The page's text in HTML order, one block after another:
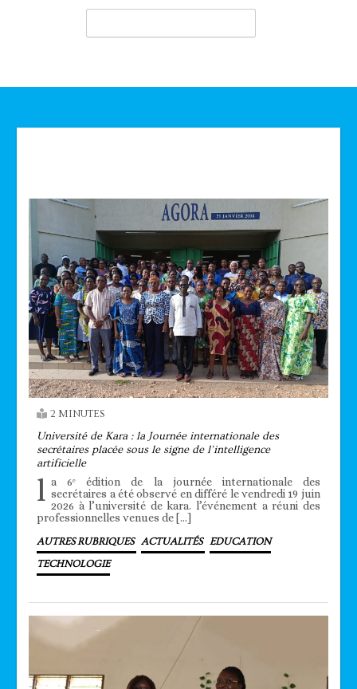
2 MINUTES
Université de Kara : la Journée internationale des
secrétaires placée sous le signe de l’intelligence
artificielle
l a 6ᵉ édition de la journée internationale des
secrétaires a été observé en différé le vendredi 19 juin
2026 à l’université de kara. l’événement a réuni des
professionnelles venues de […]
AUTRES RUBRIQUES ACTUALITÉS EDUCATION
TECHNOLOGIE